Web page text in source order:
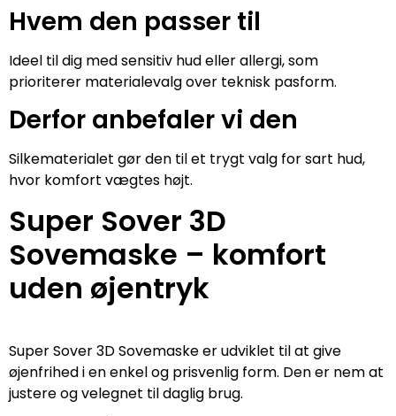
Hvem den passer til
Ideel til dig med sensitiv hud eller allergi, som
prioriterer materialevalg over teknisk pasform.
Derfor anbefaler vi den
Silkematerialet gør den til et trygt valg for sart hud,
hvor komfort vægtes højt.
Super Sover 3D
Sovemaske – komfort
uden øjentryk
Super Sover 3D Sovemaske er udviklet til at give
øjenfrihed i en enkel og prisvenlig form. Den er nem at
justere og velegnet til daglig brug.